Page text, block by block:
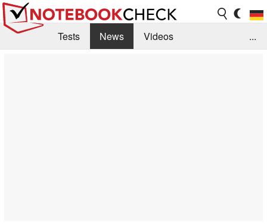
Tests News
Videos
...